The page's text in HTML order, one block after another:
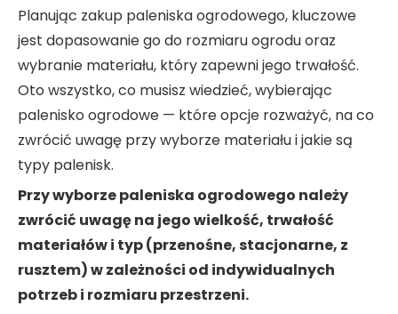
Planując zakup paleniska ogrodowego, kluczowe
jest dopasowanie go do rozmiaru ogrodu oraz
wybranie materiału, który zapewni jego trwałość.
Oto wszystko, co musisz wiedzieć, wybierając
palenisko ogrodowe — które opcje rozważyć, na co
zwrócić uwagę przy wyborze materiału i jakie są
typy palenisk.
Przy wyborze paleniska ogrodowego należy
zwrócić uwagę na jego wielkość, trwałość
materiałów i typ (przenośne, stacjonarne, z
rusztem) w zależności od indywidualnych
potrzeb i rozmiaru przestrzeni.